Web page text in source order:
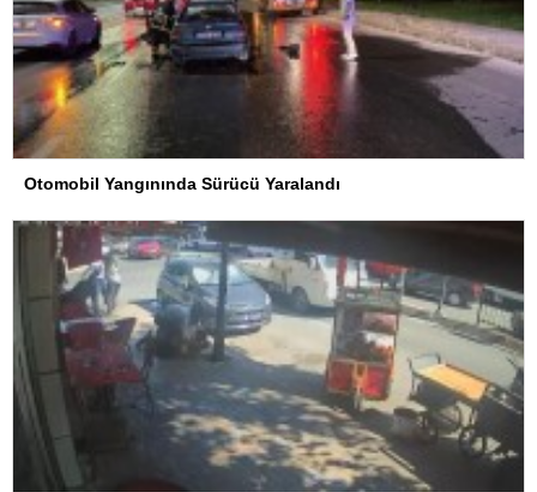
Otomobil Yangınında Sürücü Yaralandı